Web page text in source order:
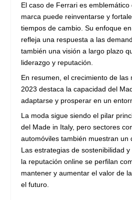
El caso de Ferrari es
marca puede reinventarse y
tiempos de cambio. Su enfoque
refleja una respuesta a las
también una visión a largo plazo
liderazgo y reputación.
En resumen, el crecimiento de las
2023 destaca la capacidad del
adaptarse y prosperar en un
La moda sigue siendo el pilar
del Made in Italy, pero sectores
automóviles también muestran un
Las estrategias de sostenibilidad
la reputación online se perfilan
mantener y aumentar el valor de
el futuro.